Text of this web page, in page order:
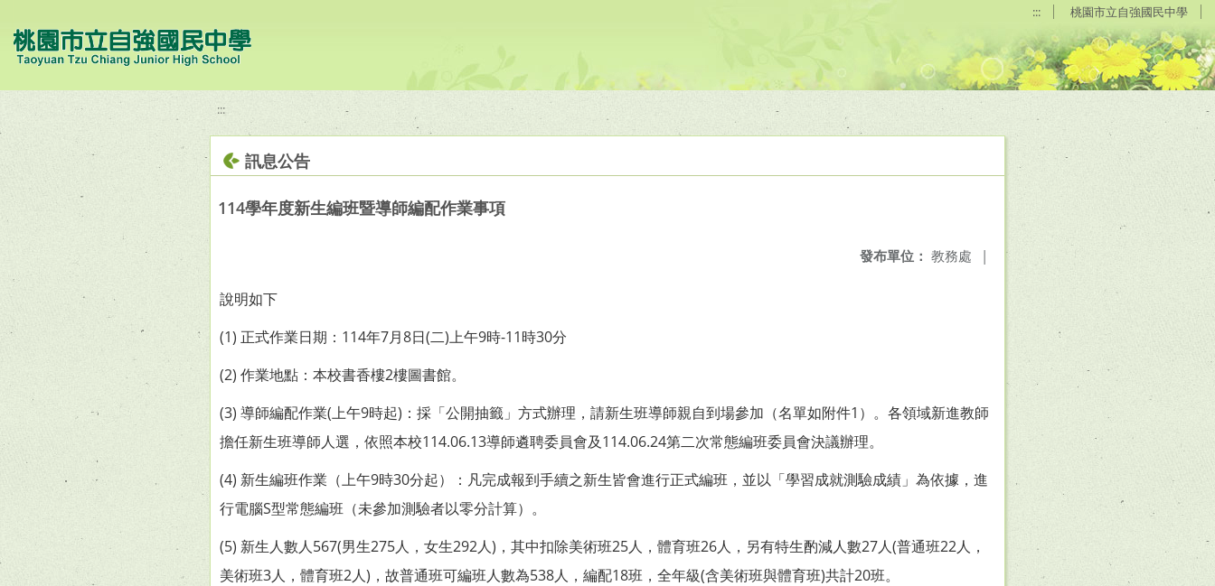
::: 桃園市立自強國民中學
:::
訊息公告
114學年度新生編班暨導師編配作業事項
發布單位： 教務處 |
說明如下
(1) 正式作業日期：114年7月8日(二)上午9時-11時30分
(2) 作業地點：本校書香樓2樓圖書館。
(3) 導師編配作業(上午9時起)：採「公開抽籤」方式辦理，請新生班導師親自到場參加（名單如附件1）。各領域新進教師
擔任新生班導師人選，依照本校114.06.13導師遴聘委員會及114.06.24第二次常態編班委員會決議辦理。
(4) 新生編班作業（上午9時30分起）：凡完成報到手續之新生皆會進行正式編班，並以「學習成就測驗成績」為依據，進
行電腦S型常態編班（未參加測驗者以零分計算）。
(5) 新生人數人567(男生275人，女生292人)，其中扣除美術班25人，體育班26人，另有特生酌減人數27人(普通班22人，
美術班3人，體育班2人)，故普通班可編班人數為538人，編配18班，全年級(含美術班與體育班)共計20班。